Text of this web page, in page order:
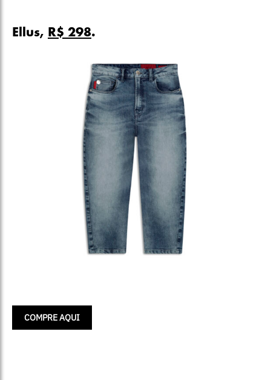
Ellus, R$ 298.
COMPRE AQUI